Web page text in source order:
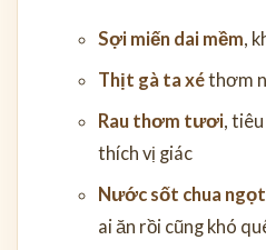
Sợi miến dai mềm,
Thịt gà ta xéthơm
Rau thơm tươi,
thích vị giác
Nước sốt chua
ai ăn rồi cũng khó